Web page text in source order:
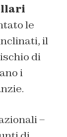
le
il
di
i
–